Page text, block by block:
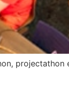
projectathon